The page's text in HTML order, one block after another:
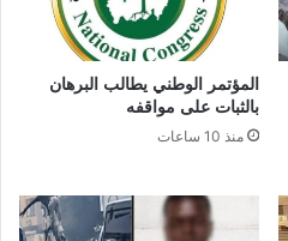
المؤتمر الوطني يطالب البرهان
بالثبات على مواقفه
منذ 10 ساعات